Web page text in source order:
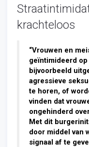
krachteloos
“Vrouwen en
geïntimideerd
bijvoorbeeld
agressieve
te horen, of
vinden dat
ongehinderd
Met dit
door middel van
signaal af te